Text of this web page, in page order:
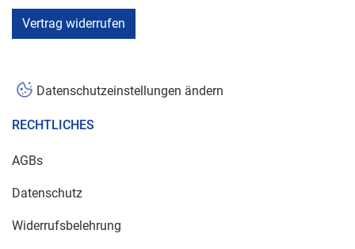
Vertrag widerrufen
Datenschutzeinstellungen ändern
RECHTLICHES
AGBs
Datenschutz
Widerrufsbelehrung